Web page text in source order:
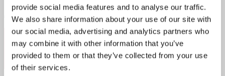
provide social media features and to analyse our traffic.
We also share information about your use of our site with
our social media, advertising and analytics partners who
may combine it with other information that you’ve
provided to them or that they’ve collected from your use
of their services.
Follow: